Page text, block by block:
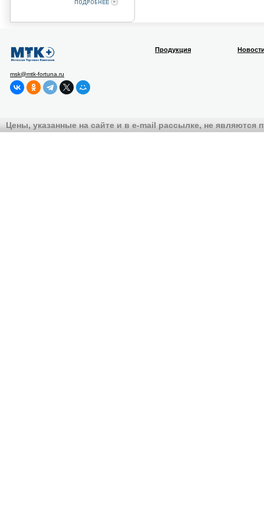
msk@mtk-fortuna.ru
Продукция
Цены, указанные на сайте и в e-mail рассылке, не являются